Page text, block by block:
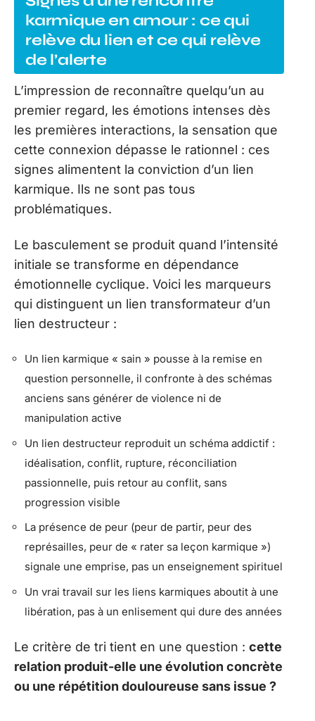
karmique en amour : ce qui
relève du lien et ce qui relève
de l’alerte
L’impression de reconnaître quelqu’un au
premier regard, les émotions intenses dès
les premières interactions, la sensation que
cette connexion dépasse le rationnel : ces
signes alimentent la conviction d’un lien
karmique. Ils ne sont pas tous
problématiques.
Le basculement se produit quand l’intensité
initiale se transforme en dépendance
émotionnelle cyclique. Voici les marqueurs
qui distinguent un lien transformateur d’un
lien destructeur :
Un lien karmique « sain » pousse à la remise en
question personnelle, il confronte à des schémas
anciens sans générer de violence ni de
manipulation active
Un lien destructeur reproduit un schéma addictif :
idéalisation, conflit, rupture, réconciliation
passionnelle, puis retour au conflit, sans
progression visible
La présence de peur (peur de partir, peur des
représailles, peur de « rater sa leçon karmique »)
signale une emprise, pas un enseignement spirituel
Un vrai travail sur les liens karmiques aboutit à une
libération, pas à un enlisement qui dure des années
Le critère de tri tient en une question : cette
relation produit-elle une évolution concrète
ou une répétition douloureuse sans issue ?